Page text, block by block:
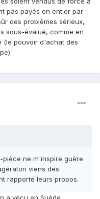
pas payés en entier par
des problèmes sérieux,
sous-évalué, comme en
(le pouvoir d'achat des
ne m'inspire guère
viens des
rapporté leurs propos.